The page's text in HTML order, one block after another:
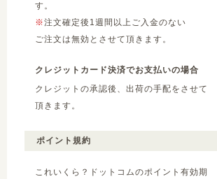
す。
※注文確定後1週間以上ご入金のない
ご注文は無効とさせて頂きます。
クレジットカード決済でお支払いの場合
クレジットの承認後、出荷の手配をさせて
頂きます。
ポイント規約
これいくら？ドットコムのポイント有効期